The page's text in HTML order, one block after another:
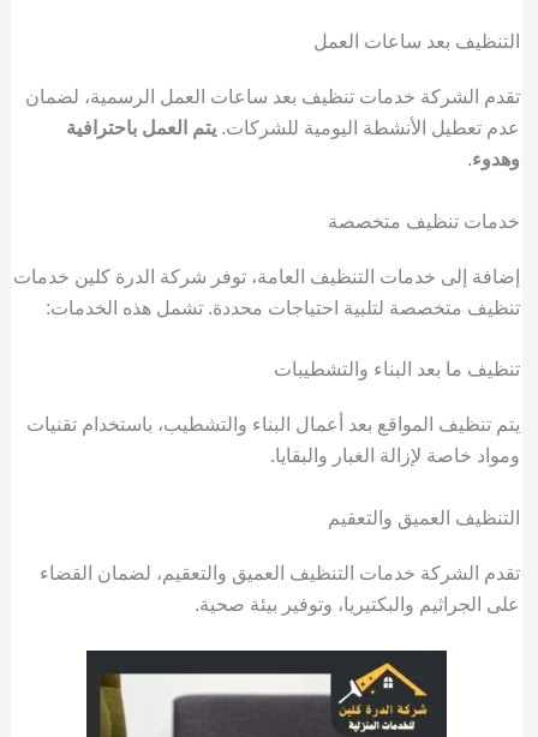
التنظيف بعد ساعات العمل
تقدم الشركة خدمات تنظيف بعد ساعات العمل الرسمية، لضمان
عدم تعطيل الأنشطة اليومية للشركات. يتم العمل باحترافية
وهدوء.
خدمات تنظيف متخصصة
إضافة إلى خدمات التنظيف العامة، توفر شركة الدرة كلين خدمات
تنظيف متخصصة لتلبية احتياجات محددة. تشمل هذه الخدمات:
تنظيف ما بعد البناء والتشطيبات
يتم تنظيف المواقع بعد أعمال البناء والتشطيب، باستخدام تقنيات
ومواد خاصة لإزالة الغبار والبقايا.
التنظيف العميق والتعقيم
تقدم الشركة خدمات التنظيف العميق والتعقيم، لضمان القضاء
على الجراثيم والبكتيريا، وتوفير بيئة صحية.